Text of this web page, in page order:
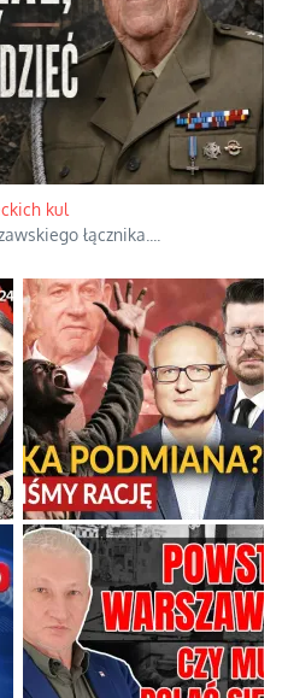
katastrofa
zasługują na najwyższy
otrzymali zadanie po prostu
kul
łącznika....